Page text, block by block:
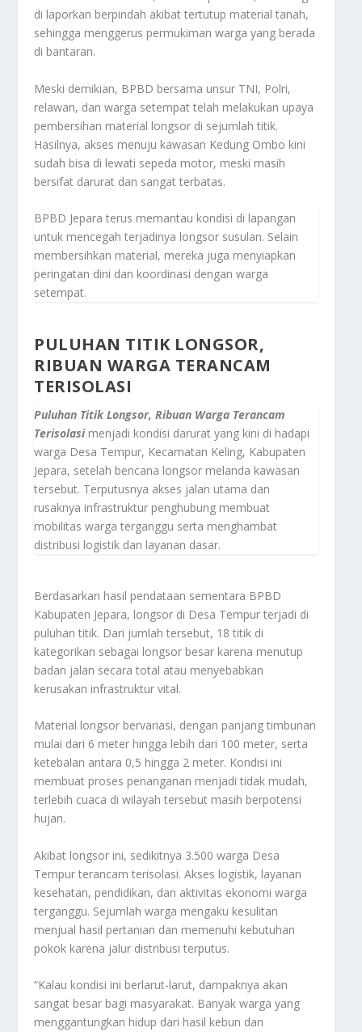
di laporkan berpindah akibat tertutup material tanah,
sehingga menggerus permukiman warga yang berada
di bantaran.
Meski demikian, BPBD bersama unsur TNI, Polri,
relawan, dan warga setempat telah melakukan upaya
pembersihan material longsor di sejumlah titik.
Hasilnya, akses menuju kawasan Kedung Ombo kini
sudah bisa di lewati sepeda motor, meski masih
bersifat darurat dan sangat terbatas.
BPBD Jepara terus memantau kondisi di lapangan
untuk mencegah terjadinya longsor susulan. Selain
membersihkan material, mereka juga menyiapkan
peringatan dini dan koordinasi dengan warga
setempat.
PULUHAN TITIK LONGSOR,
RIBUAN WARGA TERANCAM
TERISOLASI
Puluhan Titik Longsor, Ribuan Warga Terancam
Terisolasimenjadi kondisi darurat yang kini di hadapi
warga Desa Tempur, Kecamatan Keling, Kabupaten
Jepara, setelah bencana longsor melanda kawasan
tersebut. Terputusnya akses jalan utama dan
rusaknya infrastruktur penghubung membuat
mobilitas warga terganggu serta menghambat
distribusi logistik dan layanan dasar.
Berdasarkan hasil pendataan sementara BPBD
Kabupaten Jepara, longsor di Desa Tempur terjadi di
puluhan titik. Dari jumlah tersebut, 18 titik di
kategorikan sebagai longsor besar karena menutup
badan jalan secara total atau menyebabkan
kerusakan infrastruktur vital.
Material longsor bervariasi, dengan panjang timbunan
mulai dari 6 meter hingga lebih dari 100 meter, serta
ketebalan antara 0,5 hingga 2 meter. Kondisi ini
membuat proses penanganan menjadi tidak mudah,
terlebih cuaca di wilayah tersebut masih berpotensi
hujan.
Akibat longsor ini, sedikitnya 3.500 warga Desa
Tempur terancam terisolasi. Akses logistik, layanan
kesehatan, pendidikan, dan aktivitas ekonomi warga
terganggu. Sejumlah warga mengaku kesulitan
menjual hasil pertanian dan memenuhi kebutuhan
pokok karena jalur distribusi terputus.
“Kalau kondisi ini berlarut-larut, dampaknya akan
sangat besar bagi masyarakat. Banyak warga yang
menggantungkan hidup dari hasil kebun dan